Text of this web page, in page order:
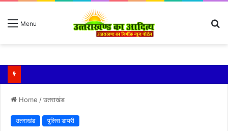
Menu
Home /उतराखंड
उतराखंड पुलिस डायरी